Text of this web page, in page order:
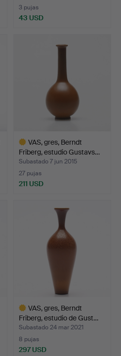
3 pujas
43 USD
VAS, gres, Berndt
Friberg, estudio Gustavs…
Subastado 7 jun 2015
27 pujas
211 USD
seleccionado
VAS, gres, Berndt
Friberg, estudio de Gust…
Subastado 24 mar 2021
8 pujas
297 USD